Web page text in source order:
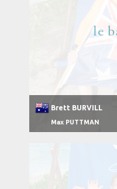
Brett BURVILL
Max PUTTMAN